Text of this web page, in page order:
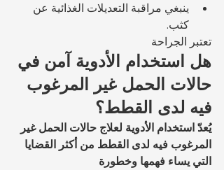
ينبغي مراقبة التعديلات الغذائية عن
كثب.
تعتبر الجراحة
هل استخدام الأدوية آمن في
حالات الحمل غير المرغوب
فيه لدى القطط؟
يُعدّ استخدام الأدوية لعلاج حالات الحمل غير
المرغوب فيه لدى القطط من أكثر القضايا
التي يساء فهمها وخطورة